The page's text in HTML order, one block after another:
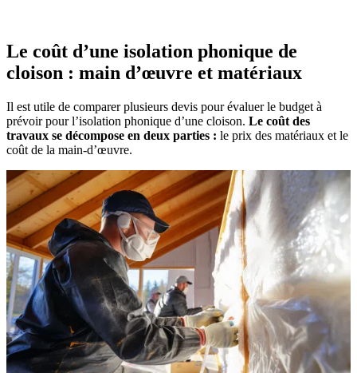
Le coût d’une isolation phonique de
cloison : main d’œuvre et matériaux
Il est utile de comparer plusieurs devis pour évaluer le budget à
prévoir pour l’isolation phonique d’une cloison. Le coût des
travaux se décompose en deux parties : le prix des matériaux et le
coût de la main-d’œuvre.